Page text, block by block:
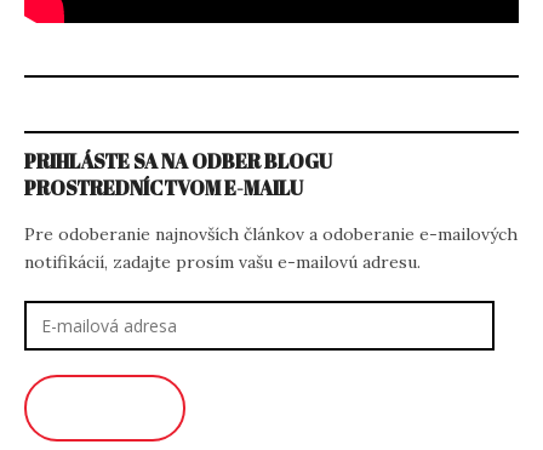
PRIHLÁSTE SA NA ODBER BLOGU
PROSTREDNÍCTVOM E-MAILU
Pre odoberanie najnovších článkov a odoberanie e-mailových
notifikácií, zadajte prosím vašu e-mailovú adresu.
adresa